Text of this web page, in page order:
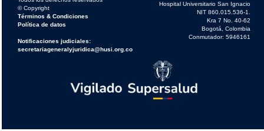
© Copyright
Términos & Condiciones
Política de datos
Notificaciones judiciales:
secretariageneralyjuridica@husi.org.co
Hospital Universitario San Ignacio
NIT 860.015.536-1.
Kra 7 No. 40-62
Bogotá, Colombia
Conmutador: 5946161